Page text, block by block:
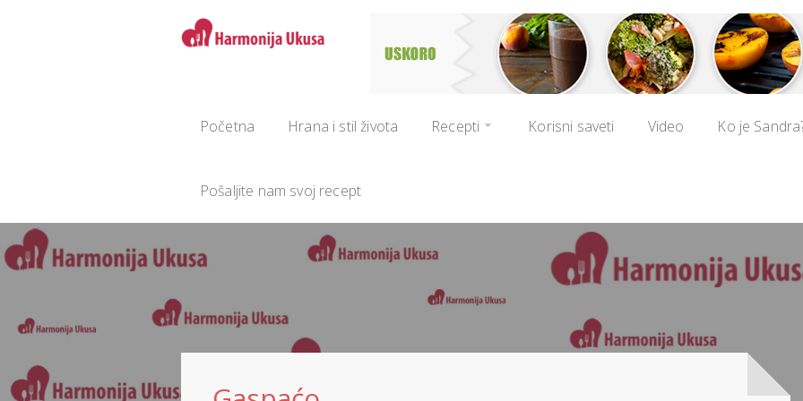
Početna Hrana i stil života Recepti Korisni saveti Video Ko je
Pošaljite nam svoj recept